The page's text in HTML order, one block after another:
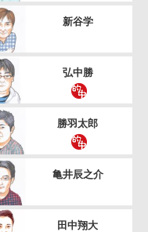
新谷学
弘中勝
勝羽太郎
亀井辰之介
田中翔大